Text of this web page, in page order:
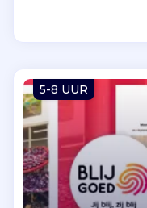
5-8 UUR